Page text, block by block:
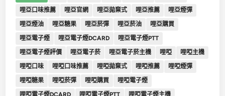
哩亞口味推薦
哩亞官網 哩亞拋棄式 哩亞推薦
哩亞煙彈
哩亞煙油
哩亞糖果 哩亞菸彈 哩亞菸油
哩亞購買
哩亞電子煙
哩亞電子煙DCARD
哩亞電子煙PTT
哩亞電子煙評價
哩亞電子菸 哩亞電子菸主機 哩啞
哩啞主機
哩啞口味
哩啞口味推薦 哩啞拋棄式 哩啞推薦
哩啞煙彈
哩啞糖果
哩啞菸彈 哩啞購買
哩啞電子煙
哩啞電子煙DCARD
哩啞電子煙PTT
哩啞電子煙主機